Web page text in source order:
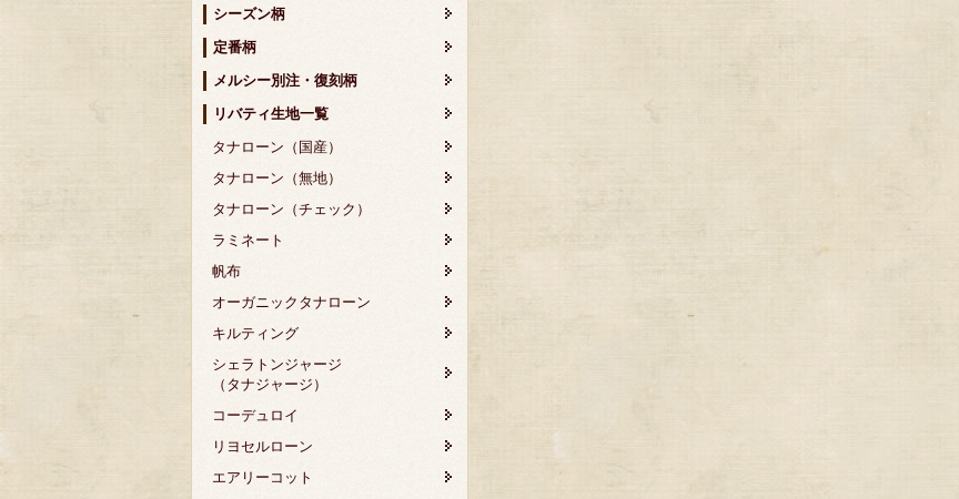
シーズン柄
定番柄
メルシー別注・復刻柄
リバティ生地一覧
タナローン（国産）
タナローン（無地）
タナローン（チェック）
ラミネート
帆布
オーガニックタナローン
キルティング
シェラトンジャージ
（タナジャージ）
コーデュロイ
リヨセルローン
エアリーコット